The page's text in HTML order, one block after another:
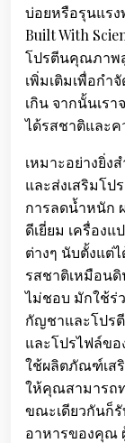
บ่อยหรือรุนแรง
Built With
โปรตีนคุณภาพ
เพิ่มเติมเพื่อกำ
เกิน จากนั้นเรา
ได้รสชาติและ
เหมาะอย่างยิ่
และส่งเสริมโป
การลดน้ำหนัก
ดีเยี่ยม เครื่อง
ต่างๆ นับตั้งแต่
รสชาติเหมือนดิ
ไม่ชอบ มักใช้ร่
กัญชาและโปร
และโปรไฟล์ขอ
ใช้ผลิตภัณฑ์เส
ให้คุณสามารถ
ขณะเดียวกันก็
อาหารของคุณ